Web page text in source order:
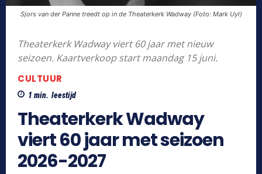
Sjors van der Panne treedt op in de Theaterkerk Wadway (Foto: Mark Uyl)
Theaterkerk Wadway viert 60 jaar met nieuw
seizoen. Kaartverkoop start maandag 15 juni.
CULTUUR
1 min. leestijd
Theaterkerk Wadway
viert 60 jaar met seizoen
2026-2027